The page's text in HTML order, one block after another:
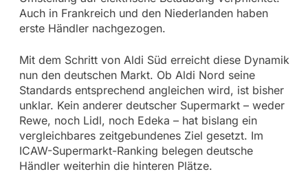
Auch in Frankreich und den Niederlanden haben
erste Händler nachgezogen.
Mit dem Schritt von Aldi Süd erreicht diese Dynamik
nun den deutschen Markt. Ob Aldi Nord seine
Standards entsprechend angleichen wird, ist bisher
unklar. Kein anderer deutscher Supermarkt – weder
Rewe, noch Lidl, noch Edeka – hat bislang ein
vergleichbares zeitgebundenes Ziel gesetzt. Im
ICAW-Supermarkt-Ranking belegen deutsche
Händler weiterhin die hinteren Plätze.